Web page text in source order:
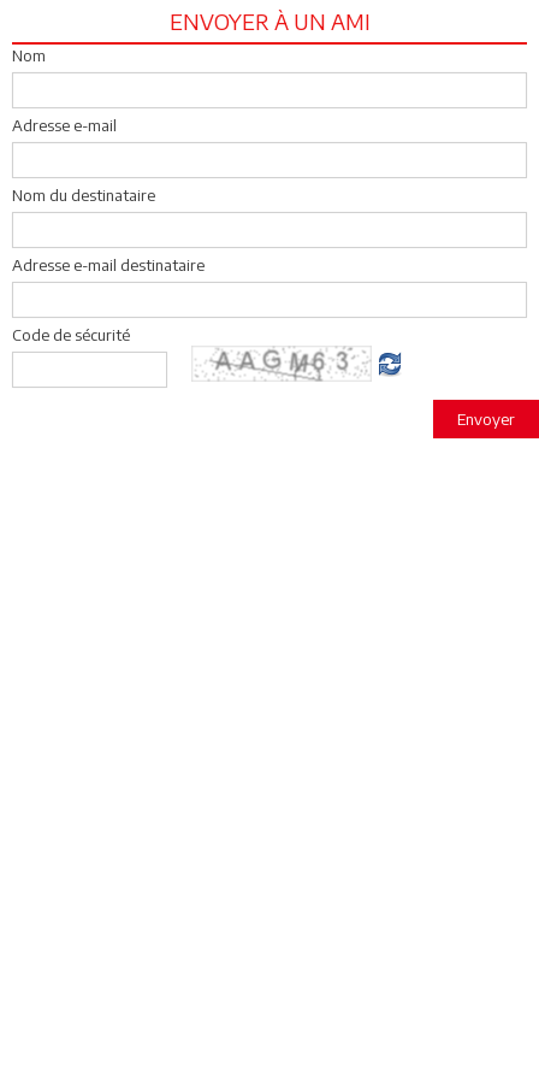
ENVOYER À UN AMI
Nom
Adresse e-mail
Nom du destinataire
Adresse e-mail destinataire
Code de sécurité
Envoyer